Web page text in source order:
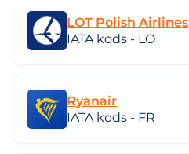
LOT Polish Airlines
IATA kods - LO
Ryanair
IATA kods - FR